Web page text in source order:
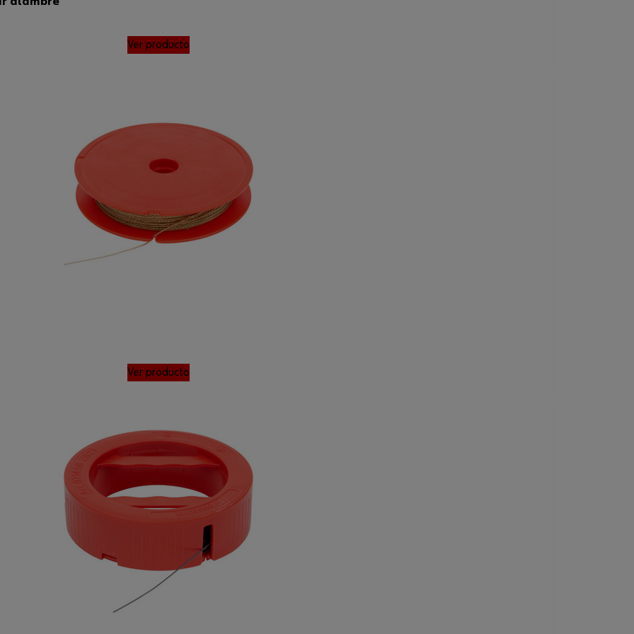
Ver producto
Ver producto